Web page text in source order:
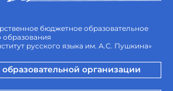
бюджетное образовательное
русского языка им. А.С. Пушкина»
организации